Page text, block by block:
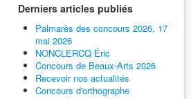
Derniers articles publiés
Palmarès des concours 2026, 17
mai 2026
NONCLERCQ Éric
Concours de Beaux-Arts 2026
Recevoir nos actualités
Concours d'orthographe